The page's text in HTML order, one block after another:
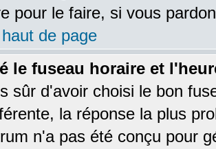
pour le faire, si vous
de page
le fuseau horaire et
sûr d'avoir choisi le bon
la réponse la plus
n'a pas été conçu pour